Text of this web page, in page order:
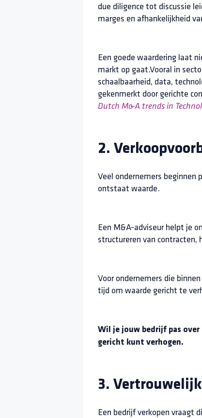
due diligence tot discussie
marges en afhankelijkheid
Een goede waardering laat
markt op gaat.Vooral in
schaalbaarheid, data,
gekenmerkt door gerichte
Dutch M&A trends in
2.
Veel ondernemers beginnen
ontstaat waarde.
Een M&A-adviseur helpt je
structureren van contracten,
Voor ondernemers die
tijd om waarde gericht te
Wil je jouw bedrijf pas over
gericht kunt verhogen.
3.
Een bedrijf verkopen vraagt